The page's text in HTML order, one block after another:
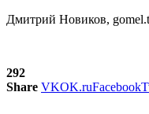
Дмитрий Новиков,
292
Share VKOK.ruFacebook